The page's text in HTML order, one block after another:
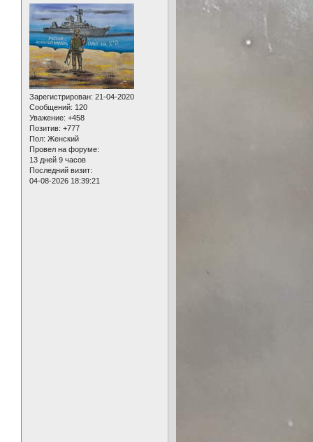
Зарегистрирован: 21-04-2020
Сообщений: 120
Уважение: +458
Позитив: +777
Пол: Женский
Провел на форуме:
13 дней 9 часов
Последний визит:
04-08-2026 18:39:21